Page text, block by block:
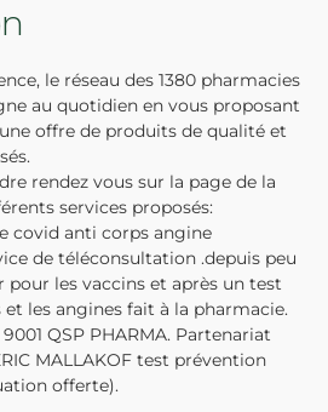
le réseau des 1380 pharmacies
au quotidien en vous proposant
offre de produits de qualité et
rendez vous sur la page de la
services proposés:
covid anti corps angine
de téléconsultation .depuis peu
les vaccins et après un test
les angines fait à la pharmacie.
QSP PHARMA. Partenariat
MALLAKOF test prévention
offerte).